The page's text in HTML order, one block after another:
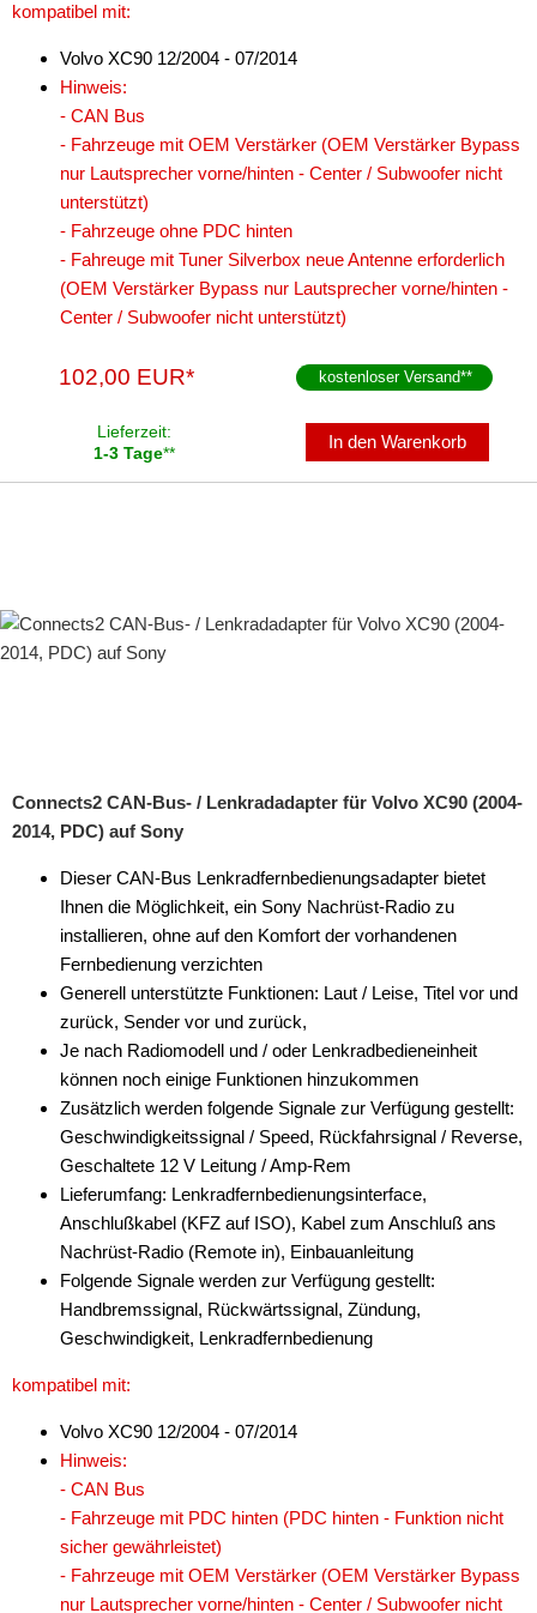
kompatibel mit:
Volvo XC90 12/2004 - 07/2014
Hinweis:
- CAN Bus
- Fahrzeuge mit OEM Verstärker (OEM Verstärker Bypass
nur Lautsprecher vorne/hinten - Center / Subwoofer nicht
unterstützt)
- Fahrzeuge ohne PDC hinten
- Fahreuge mit Tuner Silverbox neue Antenne erforderlich
(OEM Verstärker Bypass nur Lautsprecher vorne/hinten -
Center / Subwoofer nicht unterstützt)
102,00 EUR* kostenloser Versand**
Lieferzeit:
1-3 Tage**
In den Warenkorb
Connects2 CAN-Bus- / Lenkradadapter für Volvo XC90 (2004-
2014, PDC) auf Sony
Dieser CAN-Bus Lenkradfernbedienungsadapter bietet
Ihnen die Möglichkeit, ein Sony Nachrüst-Radio zu
installieren, ohne auf den Komfort der vorhandenen
Fernbedienung verzichten
Generell unterstützte Funktionen: Laut / Leise, Titel vor und
zurück, Sender vor und zurück,
Je nach Radiomodell und / oder Lenkradbedieneinheit
können noch einige Funktionen hinzukommen
Zusätzlich werden folgende Signale zur Verfügung gestellt:
Geschwindigkeitssignal / Speed, Rückfahrsignal / Reverse,
Geschaltete 12 V Leitung / Amp-Rem
Lieferumfang: Lenkradfernbedienungsinterface,
Anschlußkabel (KFZ auf ISO), Kabel zum Anschluß ans
Nachrüst-Radio (Remote in), Einbauanleitung
Folgende Signale werden zur Verfügung gestellt:
Handbremssignal, Rückwärtssignal, Zündung,
Geschwindigkeit, Lenkradfernbedienung
kompatibel mit:
Volvo XC90 12/2004 - 07/2014
Hinweis:
- CAN Bus
- Fahrzeuge mit PDC hinten (PDC hinten - Funktion nicht
sicher gewährleistet)
- Fahrzeuge mit OEM Verstärker (OEM Verstärker Bypass
nur Lautsprecher vorne/hinten - Center / Subwoofer nicht